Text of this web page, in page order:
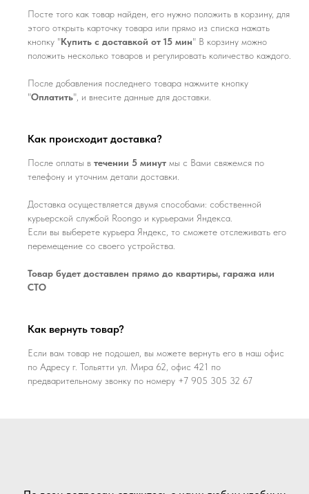
Посте того как товар найден, его нужно положить в корзину, для
этого открыть карточку товара или прямо из списка нажать
кнопку "Купить с доставкой от 15 мин" В корзину можно
положить несколько товаров и регулировать количество каждого.
После добавления последнего товара нажмите кнопку
"Оплатить", и внесите данные для доставки.
Как происходит доставка?
После оплаты в течении 5 минут мы с Вами свяжемся по
телефону и уточним детали доставки.
Доставка осуществляется двумя способами: собственной
курьерской службой Roongo и курьерами Яндекса.
Если вы выберете курьера Яндекс, то сможете отслеживать его
перемещение со своего устройства.
Товар будет доставлен прямо до квартиры, гаража или
СТО
Как вернуть товар?
Если вам товар не подошел, вы можете вернуть его в наш офис
по Адресу г. Тольятти ул. Мира 62, офис 421 по
предварительному звонку по номеру +7 905 305 32 67